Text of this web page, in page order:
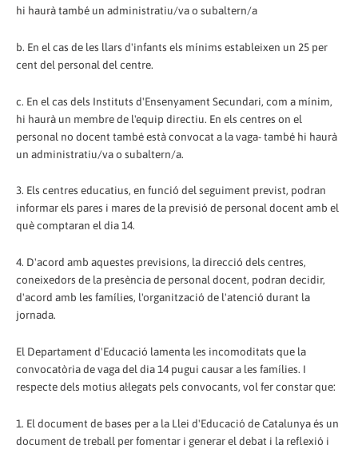
hi haurà també un administratiu/va o subaltern/a
b. En el cas de les llars d'infants els mínims estableixen un 25 per
cent del personal del centre.
c. En el cas dels Instituts d'Ensenyament Secundari, com a mínim,
hi haurà un membre de l'equip directiu. En els centres on el
personal no docent també està convocat a la vaga- també hi haurà
un administratiu/va o subaltern/a.
3. Els centres educatius, en funció del seguiment previst, podran
informar els pares i mares de la previsió de personal docent amb el
què comptaran el dia 14.
4. D'acord amb aquestes previsions, la direcció dels centres,
coneixedors de la presència de personal docent, podran decidir,
d'acord amb les famílies, l'organització de l'atenció durant la
jornada.
El Departament d'Educació lamenta les incomoditats que la
convocatòria de vaga del dia 14 pugui causar a les famílies. I
respecte dels motius al·legats pels convocants, vol fer constar que:
1. El document de bases per a la Llei d'Educació de Catalunya és un
document de treball per fomentar i generar el debat i la reflexió i